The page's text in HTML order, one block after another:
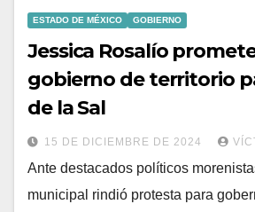
ESTADO DE MÉXICO GOBIERNO
Jessica Rosalío
gobierno de territorio
de la Sal
15 DE DICIEMBRE DE 2024
Ante destacados políticos
municipal rindió protesta para